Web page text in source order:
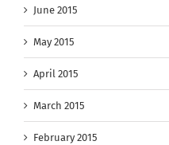
June 2015
May 2015
April 2015
March 2015
February 2015